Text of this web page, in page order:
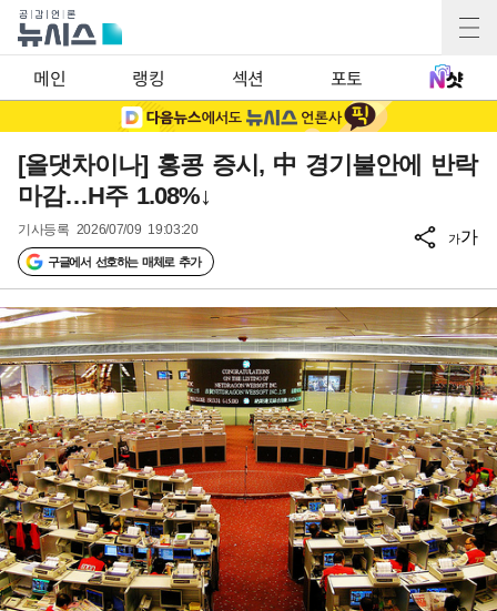
메인 랭킹 섹션 포토
[올댓차이나] 홍콩 증시, 中 경기불안에 반락
마감…H주 1.08%↓
기사등록 2026/07/09 19:03:20
구글에서 선호하는 매체로 추가
가가